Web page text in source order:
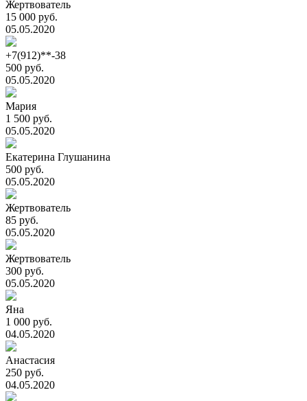
Жертвователь
15 000 руб.
05.05.2020
+7(912)**-38
500 руб.
05.05.2020
Мария
1 500 руб.
05.05.2020
Екатерина Глушанина
500 руб.
05.05.2020
Жертвователь
85 руб.
05.05.2020
Жертвователь
300 руб.
05.05.2020
Яна
1 000 руб.
04.05.2020
Анастасия
250 руб.
04.05.2020